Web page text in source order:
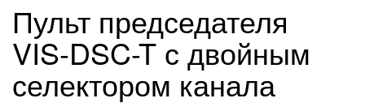
Пульт председателя
VIS-DSC-T с двойным
селектором канала